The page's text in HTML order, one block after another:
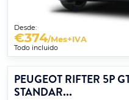
Desde:
€374/Mes+IVA
Todo incluido
PEUGEOT RIFTER 5P
STANDAR...